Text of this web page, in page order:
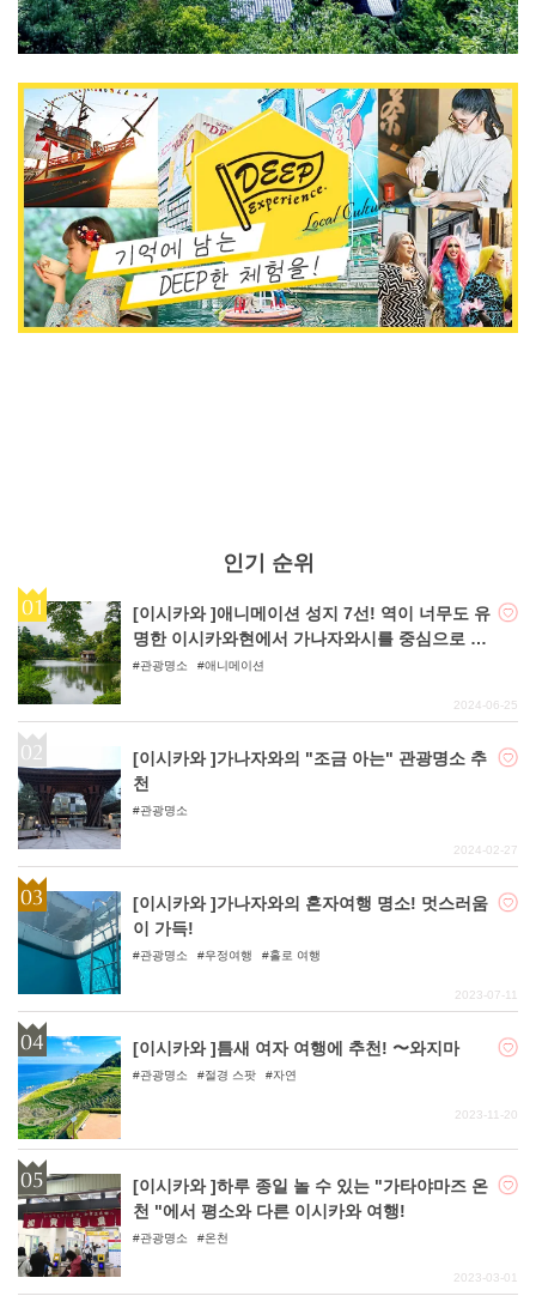
인기 순위
[이시카와 ]애니메이션 성지 7선! 역이 너무도 유
명한 이시카와현에서 가나자와시를 중심으로 한
성지순례!
관광명소 애니메이션
2024-06-25
[이시카와 ]가나자와의 "조금 아는" 관광명소 추
천
관광명소
2024-02-27
[이시카와 ]가나자와의 혼자여행 명소! 멋스러움
이 가득!
관광명소 우정여행 홀로 여행
2023-07-11
[이시카와 ]틈새 여자 여행에 추천! 〜와지마
관광명소 절경 스팟 자연
2023-11-20
[이시카와 ]하루 종일 놀 수 있는 "가타야마즈 온
천 "에서 평소와 다른 이시카와 여행!
관광명소 온천
2023-03-01